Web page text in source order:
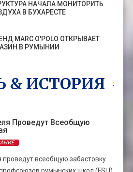
НАЧАЛА МОНИТОРИТЬ
В БУХАРЕСТЕ
MARC O'POLO ОТКРЫВАЕТ
В РУМЫНИИ
& ИСТОРИЯ
Проведут Всеобщую
проведут всеобщую забастовку
румынских школ (FSLI)